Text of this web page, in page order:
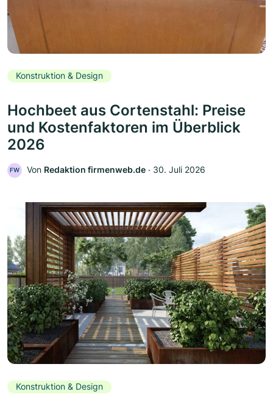
Konstruktion & Design
Hochbeet aus Cortenstahl: Preise
und Kostenfaktoren im Überblick
2026
FW Von Redaktion firmenweb.de ‧ 30. Juli 2026
Konstruktion & Design